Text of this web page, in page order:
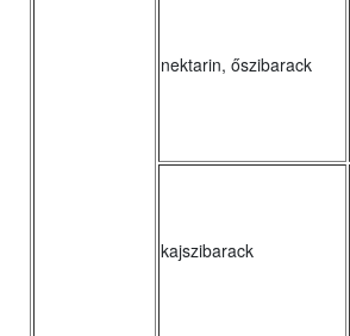
nektarin, őszibarack
kajszibarack